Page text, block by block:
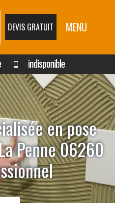
DEVIS GRATUIT MENU
indisponible
en pose
Penne 06260